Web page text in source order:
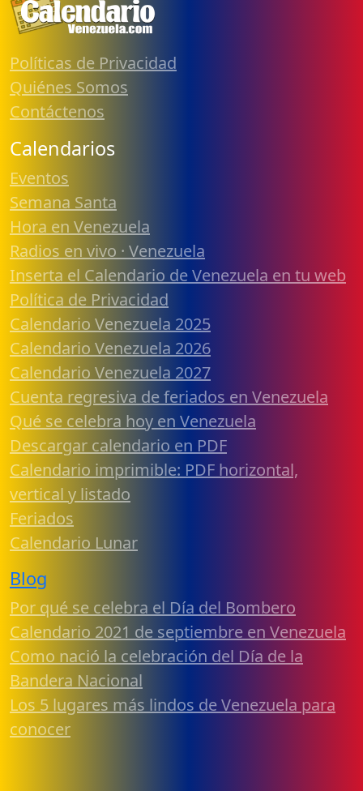
Políticas de Privacidad
Quiénes Somos
Contáctenos
Calendarios
Eventos
Semana Santa
Hora en Venezuela
Radios en vivo · Venezuela
Inserta el Calendario de Venezuela en tu web
Política de Privacidad
Calendario Venezuela 2025
Calendario Venezuela 2026
Calendario Venezuela 2027
Cuenta regresiva de feriados en Venezuela
Qué se celebra hoy en Venezuela
Descargar calendario en PDF
Calendario imprimible: PDF horizontal,
vertical y listado
Feriados
Calendario Lunar
Blog
Por qué se celebra el Día del Bombero
Calendario 2021 de septiembre en Venezuela
Como nació la celebración del Día de la
Bandera Nacional
Los 5 lugares más lindos de Venezuela para
conocer